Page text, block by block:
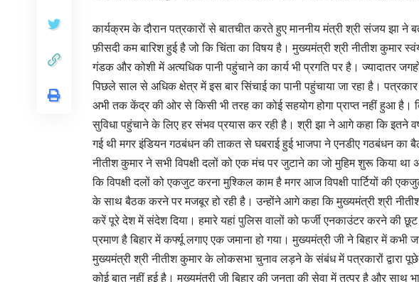
कार्यक्रम के दौरान पत्रकारों से बातचीत करते हुए माननीय मंत्री श्री संजय झा ने
फ़ीसदी कम बारिश हुई है जो कि चिंता का विषय है। मुख्यमंत्री श्री नीतीश कुमार
गंडक और कोशी में अत्यधिक पानी पहुंचाने का कार्य भी प्रगति पर है। ज्यादातर
पिछले साल से अधिक क्षेत्र में इस बार सिंचाई का पानी पहुंचाया जा रहा है।
अभी तक केंद्र की ओर से किसी भी तरह का कोई सहयोग होगा प्राप्त नहीं हुआ है।
सुविधा पहुंचाने के लिए हर संभव प्रयास कर रही है। श्री झा ने आगे कहा कि इतने
गई थी मगर इंडियन गठबंधन की ताकत से घबराई हुई भाजपा ने एनडीए गठबंधन का
नीतीश कुमार ने सभी विपक्षी दलों को एक मंच पर जुटाने का जो मुहिम शुरू किया
कि विपक्षी दलों को एकजुट करना मुश्किल काम है मगर आज विपक्षी पार्टियों की
के साथ बैठक करने पर मजबूर हो रही है। उन्होंने आगे कहा कि मुख्यमंत्री श्री
करें पूरे देश में संदेश दिया। हमारे यहां पुलिस वालों को फर्जी एनकाउंटर करने की
प्रमाण है बिहार में कर्फ्यू लगाए एक जमाना हो गया। मुख्यमंत्री जी ने बिहार में कभी
मुख्यमंत्री श्री नीतीश कुमार के लोकसभा चुनाव लड़ने के संबंध में पत्रकारों द्वारा
कोई बात नहीं हुई है। मुख्यमंत्री जी बिहार की जनता की सेवा में तत्पर है और साथ